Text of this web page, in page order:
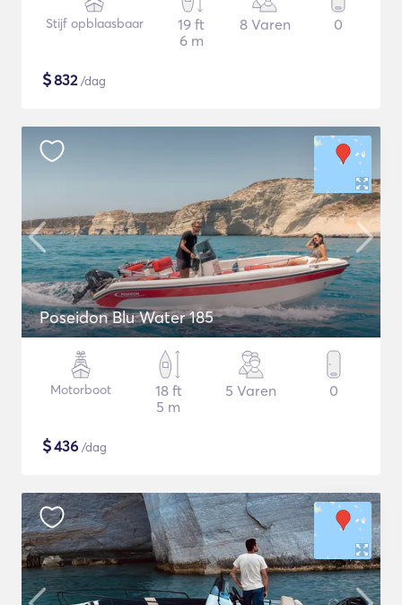
Stijf opblaasbaar
19 ft
6 m
8 Varen 0
$832/dag
Poseidon Blu Water 185
Motorboot
18 ft
5 m
5 Varen 0
$436 /dag